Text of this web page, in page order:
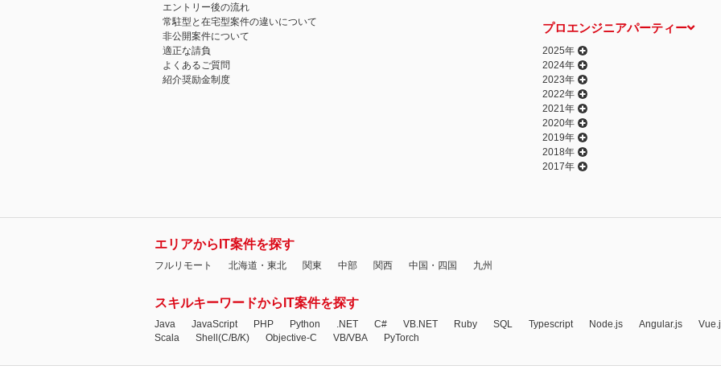
エントリー後の流れ
常駐型と在宅型案件の違いについて
非公開案件について
適正な請負
よくあるご質問
紹介奨励金制度
プロエンジニアパーティー
2025年
2024年
2023年
2022年
2021年
2020年
2019年
2018年
2017年
エリアからIT案件を探す
フルリモート 北海道・東北 関東 中部 関西 中国・四国 九州
スキルキーワードからIT案件を探す
Java JavaScript PHP Python .NET C# VB.NET Ruby SQL Typescript Node.js Angular.js
Scala
Shell(C/B/K) Objective-C VB/VBA PyTorch